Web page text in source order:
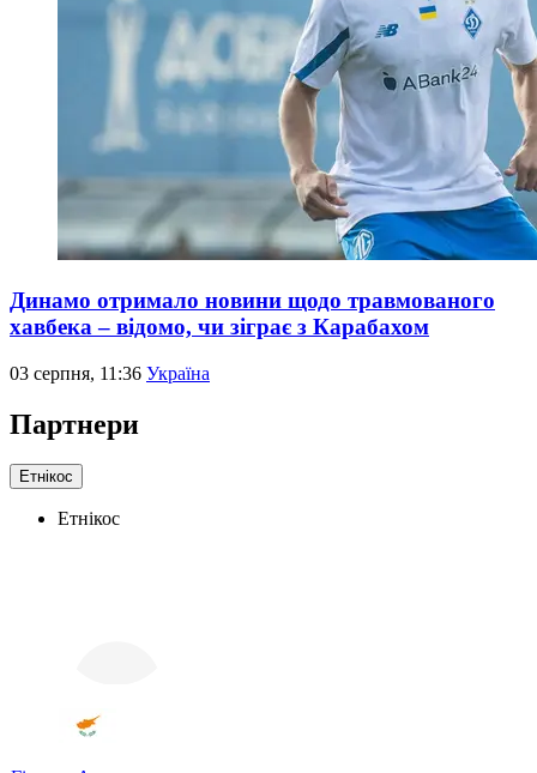
Динамо отримало новини щодо травмованого
хавбека – відомо, чи зіграє з Карабахом
03 серпня, 11:36 Україна
Партнери
Етнікос
Етнікос